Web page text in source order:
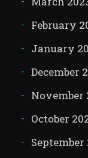
February
January
December
November
October
September